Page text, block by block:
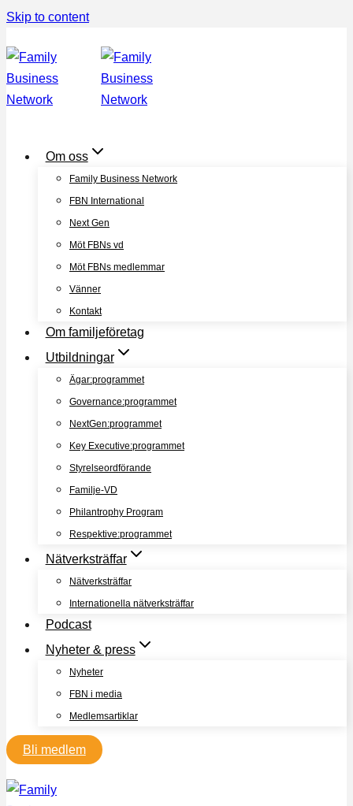
Skip to content
Om oss
Family Business Network
FBN International
Next Gen
Möt FBNs vd
Möt FBNs medlemmar
Vänner
Kontakt
Om familjeföretag
Utbildningar
Ägar:programmet
Governance:programmet
NextGen:programmet
Key Executive:programmet
Styrelseordförande
Familje-VD
Philantrophy Program
Respektive:programmet
Nätverksträffar
Nätverksträffar
Internationella nätverksträffar
Podcast
Nyheter & press
Nyheter
FBN i media
Medlemsartiklar
Bli medlem